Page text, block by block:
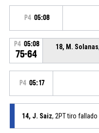
P4 05:08
P4 05:08
75-64
18, M. Solanas
P4 05:17
14, J. Saiz, 2PT tiro fallado